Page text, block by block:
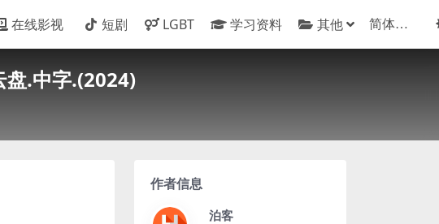
在线影视 短剧 LGBT 学习资料 其他
盘.中字.(2024)
作者信息
泊客